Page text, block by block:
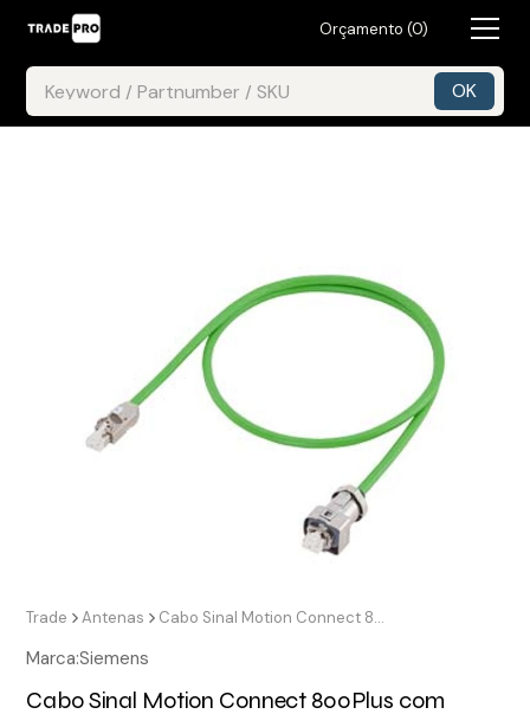
Orçamento (0)
Trade Antenas Cabo Sinal Motion Connect 800Plus com Conector 12M Siemens 6FX80022DC101BC0
Marca:Siemens
Cabo Sinal Motion Connect 800Plus com